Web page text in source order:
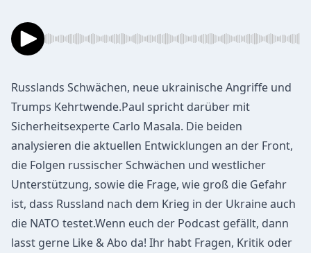
Russlands Schwächen, neue ukrainische Angriffe und
Trumps Kehrtwende.Paul spricht darüber mit
Sicherheitsexperte Carlo Masala. Die beiden
analysieren die aktuellen Entwicklungen an der Front,
die Folgen russischer Schwächen und westlicher
Unterstützung, sowie die Frage, wie groß die Gefahr
ist, dass Russland nach dem Krieg in der Ukraine auch
die NATO testet.Wenn euch der Podcast gefällt, dann
lasst gerne Like & Abo da! Ihr habt Fragen, Kritik oder